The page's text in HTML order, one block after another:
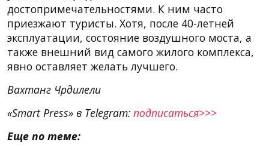
достопримечательностями. К ним часто
приезжают туристы. Хотя, после 40-летней
эксплуатации, состояние воздушного моста, а
также внешний вид самого жилого комплекса,
явно оставляет желать лучшего.
Вахтанг Чрдилели
«Smart Press» в Telegram: подписаться>>>
Еще по теме: